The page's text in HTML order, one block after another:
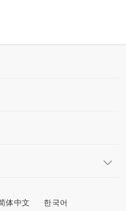
体中文 한국어